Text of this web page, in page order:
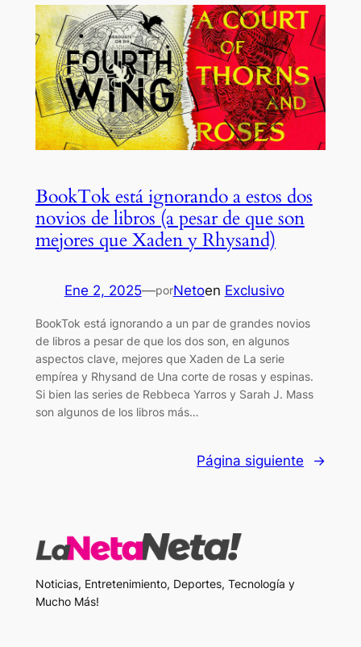
BookTok está ignorando a estos dos
novios de libros (a pesar de que son
mejores que Xaden y Rhysand)
Ene 2, 2025—porNetoen Exclusivo
BookTok está ignorando a un par de grandes novios
de libros a pesar de que los dos son, en algunos
aspectos clave, mejores que Xaden de La serie
empírea y Rhysand de Una corte de rosas y espinas.
Si bien las series de Rebbeca Yarros y Sarah J. Mass
son algunos de los libros más…
Página siguiente →
Noticias, Entretenimiento, Deportes, Tecnología y
Mucho Más!